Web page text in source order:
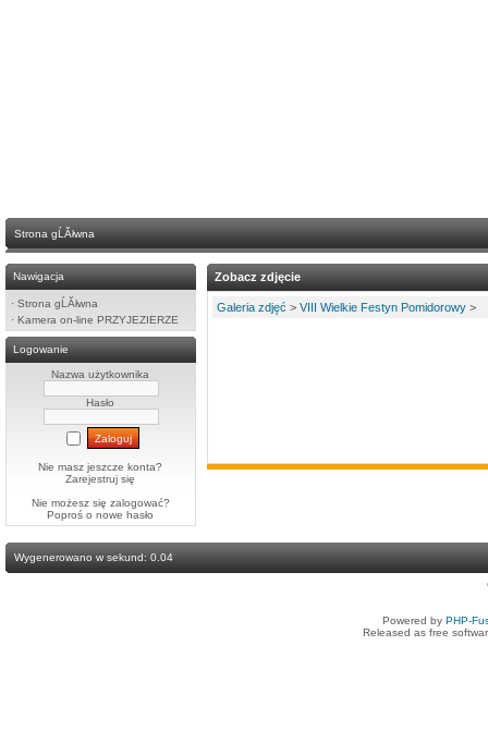
Strona gĹĂłwna
Nawigacja
· Strona gĹĂłwna
· Kamera on-line PRZYJEZIERZE
Logowanie
Nazwa użytkownika
Hasło
Nie masz jeszcze konta?
Zarejestruj się
Nie możesz się zalogować?
Poproś onowe hasło
Zobacz zdjęcie
Galeria zdjęć > VIII Wielkie Festyn Pomidorowy >
Wygenerowano w sekund: 0.04
Powered by PHP-
Released as free